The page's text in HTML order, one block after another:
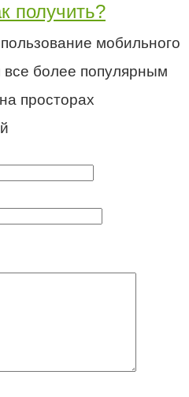
получить?
мобильного
все более популярным
просторах